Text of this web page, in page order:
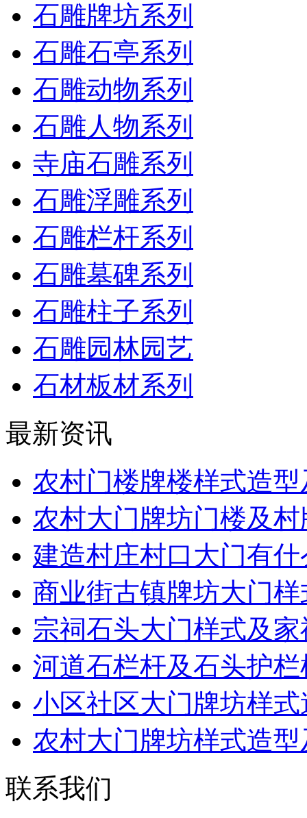
石雕牌坊系列
石雕石亭系列
石雕动物系列
石雕人物系列
寺庙石雕系列
石雕浮雕系列
石雕栏杆系列
石雕墓碑系列
石雕柱子系列
石雕园林园艺
石材板材系列
最新资讯
农村门楼牌楼样式造
农村大门牌坊门楼及
建造村庄村口大门有
商业街古镇牌坊大门
宗祠石头大门样式及
河道石栏杆及石头护
小区社区大门牌坊样
农村大门牌坊样式造
联系我们